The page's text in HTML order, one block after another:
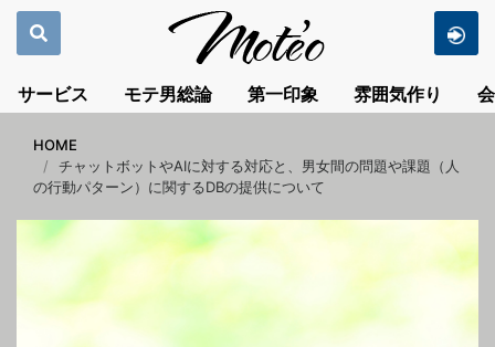
サービス モテ男総論 第一印象 雰囲気作り
HOME
チャットボットやAIに対する対応と、男女間の問題や課題（人
の行動パターン）に関するDBの提供について